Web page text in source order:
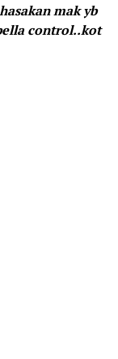
mak yb
control..kot